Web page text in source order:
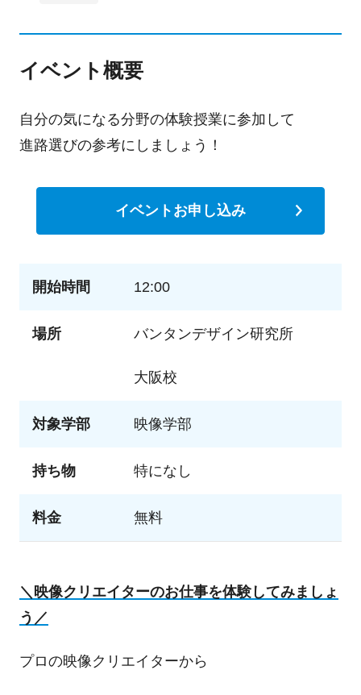
イベント概要
自分の気になる分野の体験授業に参加して
進路選びの参考にしましょう！
イベントお申し込み
開始時間 12:00
場所 バンタンデザイン研究所
大阪校
対象学部 映像学部
持ち物 特になし
料金 無料
＼映像クリエイターのお仕事を体験してみましょ
う／
プロの映像クリエイターから